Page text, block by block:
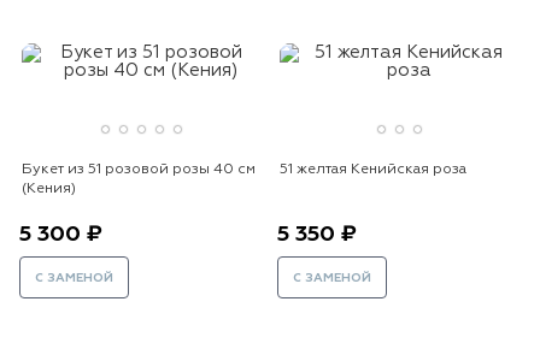
Букет из 51 розовой розы 40 см
(Кения)
5 300 ₽
С ЗАМЕНОЙ
51 желтая Кенийская роза
5 350 ₽
С ЗАМЕНОЙ